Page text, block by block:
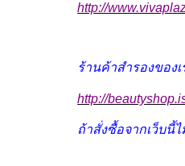
http://
ร้านค้าสำรองของ
http://
ถ้าสั่งซื้อจากเว็บนี้